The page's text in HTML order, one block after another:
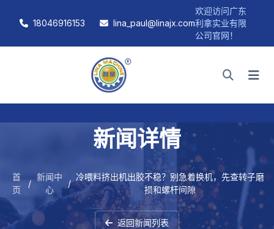
18046916153 lina_paul@linajx.com
欢迎访问广东
利拿实业有限
公司官网！
新闻详情
首
页
/
新闻中
心
/
冷喂料挤出机出胶不稳？别急着换机，先查转子磨
损和螺杆间隙
返回新闻列表